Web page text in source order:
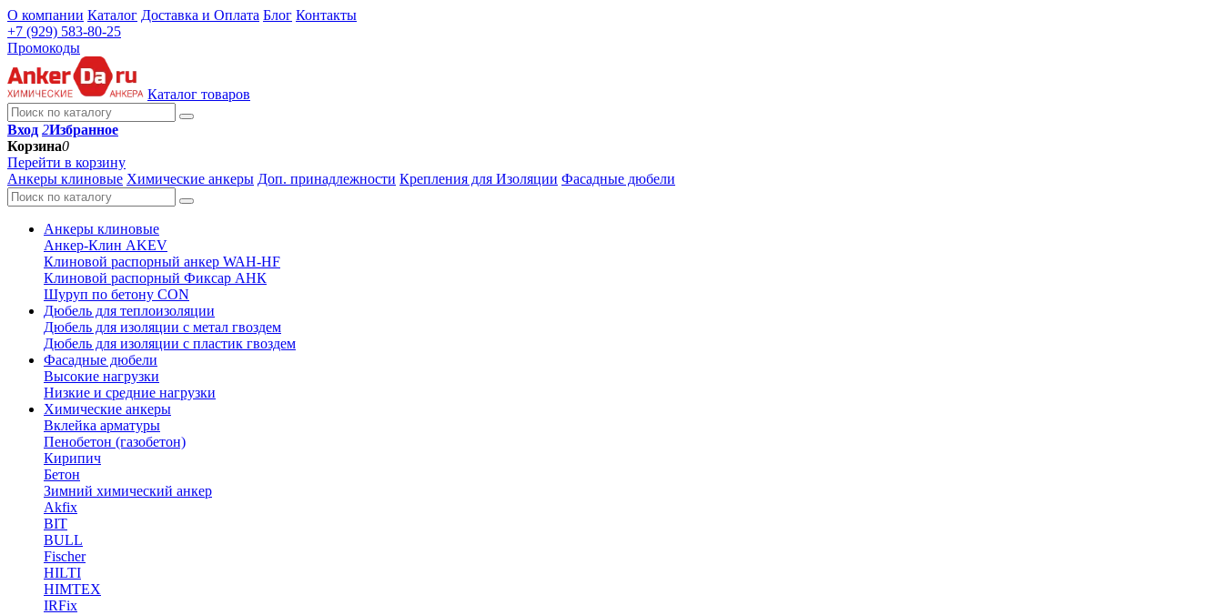
О компании Каталог Доставка и Оплата Блог Контакты
+7 (929) 583-80-25
Промокоды
Каталог товаров
Вход 2Избранное
Корзина0
Перейти в корзину
Анкеры клиновые Химические анкеры Доп. принадлежности Крепления для Изоляции Фасадные дюбели
Анкеры клиновые
Анкер-Клин AKEV
Клиновой распорный анкер WAH-HF
Клиновой распорный Фиксар АНК
Шуруп по бетону CON
Дюбель для теплоизоляции
Дюбель для изоляции с метал гвоздем
Дюбель для изоляции с пластик гвоздем
Фасадные дюбели
Высокие нагрузки
Низкие и средние нагрузки
Химические анкеры
Вклейка арматуры
Пенобетон (газобетон)
Кирипич
Бетон
Зимний химический анкер
Akfix
BIT
BULL
Fischer
HILTI
HIMTEX
IRFix